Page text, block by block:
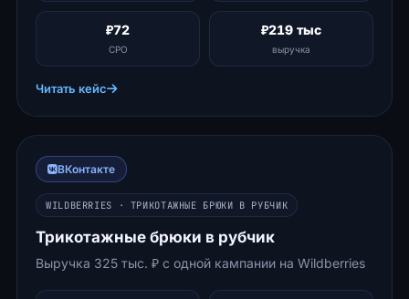
₽72
CPO
₽219 тыс
выручка
Читать кейс
ВКонтакте
WILDBERRIES · ТРИКОТАЖНЫЕ БРЮКИ В РУБЧИК
Трикотажные брюки в рубчик
Выручка 325 тыс. ₽ с одной кампании на Wildberries